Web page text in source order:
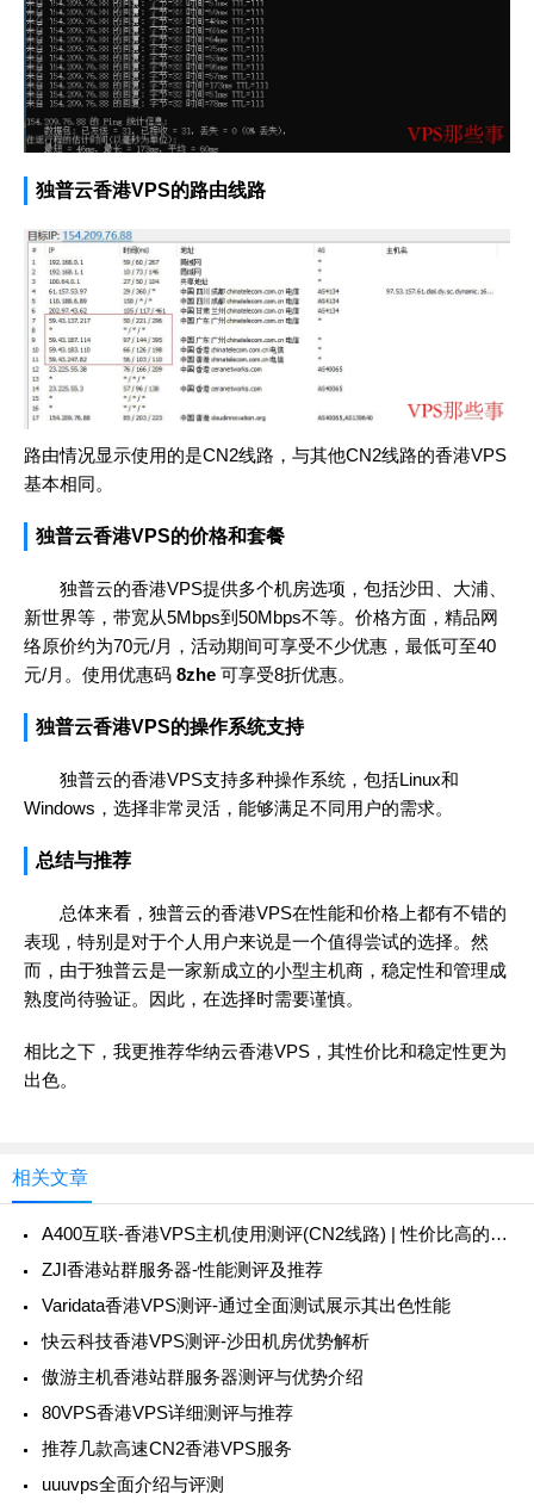
独普云香港VPS的路由线路
路由情况显示使用的是CN2线路，与其他CN2线路的香港VPS
基本相同。
独普云香港VPS的价格和套餐
独普云的香港VPS提供多个机房选项，包括沙田、大浦、
新世界等，带宽从5Mbps到50Mbps不等。价格方面，精品网
络原价约为70元/月，活动期间可享受不少优惠，最低可至40
元/月。使用优惠码 8zhe 可享受8折优惠。
独普云香港VPS的操作系统支持
独普云的香港VPS支持多种操作系统，包括Linux和
Windows，选择非常灵活，能够满足不同用户的需求。
总结与推荐
总体来看，独普云的香港VPS在性能和价格上都有不错的
表现，特别是对于个人用户来说是一个值得尝试的选择。然
而，由于独普云是一家新成立的小型主机商，稳定性和管理成
熟度尚待验证。因此，在选择时需要谨慎。
相比之下，我更推荐华纳云香港VPS ，其性价比和稳定性更为
出色。
相关文章
A400互联-香港VPS主机使用测评(CN2线路) | 性价比高的选择
ZJI香港站群服务器-性能测评及推荐
Varidata香港VPS测评-通过全面测试展示其出色性能
快云科技香港VPS测评-沙田机房优势解析
傲游主机香港站群服务器测评与优势介绍
80VPS香港VPS详细测评与推荐
推荐几款高速CN2香港VPS服务
uuuvps全面介绍与评测